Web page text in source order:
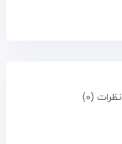
نظرات (۰)